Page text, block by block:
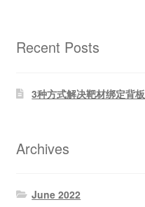
Recent Posts
3种方式解决靶材绑定背板
Archives
June 2022